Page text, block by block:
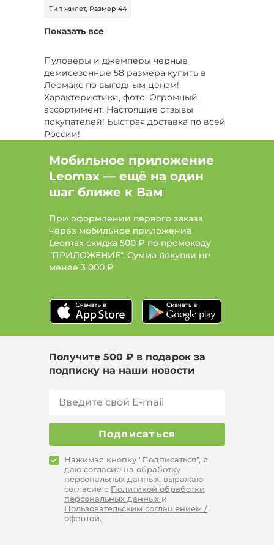
Тип жилет, Размер 44
Тип свитер, Цвет Бежевый, Размер 44
Тип свитер, Цвет Бежевый, Размер 46
Тип свитер, Цвет Желтый, Размер 58
Цвет Серый, Размер 46, Сезон Все
Цвет Серый, Размер 44, Сезон Все
Тип рубашка, Цвет Бежевый
Тип рубашка, Цвет Бежевый, Размер 48
Тип джемпер, Цвет Серый, Размер 48-50
Цвет Розовый, Размер 44, Сезон Лето
Цвет Белый, Размер 46, Сезон Зима
Показать все
Пуловеры и джемперы черные
демисезонные 58 размера купить в
Леомакс по выгодным ценам!
Характеристики, фото. Огромный
ассортимент. Настоящие отзывы
покупателей! Быстрая доставка по всей
России!
Мобильное приложение
Leomax — ещё на один
шаг ближе к Вам
При оформлении первого заказа
через мобильное приложение
Leomax скидка 500 ₽ по промокоду
"ПРИЛОЖЕНИЕ". Сумма покупки не
менее 3 000 ₽
Получите 500 ₽ в подарок за
подписку на наши новости
Подписаться
Нажимая кнопку "Подписаться", я
даю согласие на обработку
персональных данных, выражаю
согласие с Политикой обработки
персональных данных и
Пользовательским соглашением /
офертой.